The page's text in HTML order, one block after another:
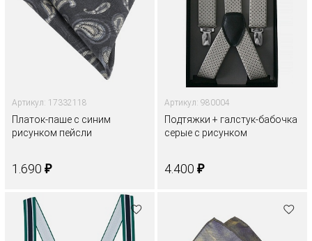
Артикул: 17332118
Платок-паше с синим
рисунком пейсли
1.690 ₽
Артикул: 980004
Подтяжки + галстук-бабочка
серые с рисунком
4.400 ₽